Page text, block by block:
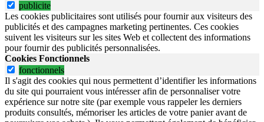
publicite
Les cookies publicitaires sont utilisés pour fournir aux visiteurs des
publicités et des campagnes marketing pertinentes. Ces cookies
suivent les visiteurs sur les sites Web et collectent des informations
pour fournir des publicités personnalisées.
Cookies Fonctionnels
fonctionnels
Il s'agit des cookies qui nous permettent d’identifier les informations
du site qui pourraient vous intéresser afin de personnaliser votre
expérience sur notre site (par exemple vous rappeler les derniers
produits consultés, mémoriser les articles de votre panier avant de